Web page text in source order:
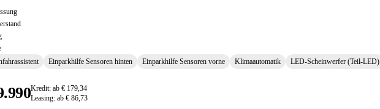
Einparkhilfe Sensoren hinten Einparkhilfe Sensoren vorne Klimaautomatik LED-Scheinwerfer (Teil-LED)
Kredit: ab € 179,34
Leasing: ab € 86,73